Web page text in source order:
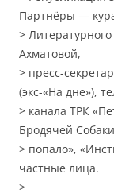
Партнёры —
>
Ахматовой,
> пресс-
(экс-«На дне»),
> канала ТРК
Бродячей
> попало»,
частные лица.
>